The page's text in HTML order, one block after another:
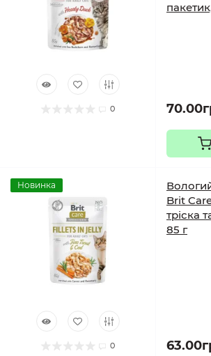
0
Новинка
0
Brit
тріска
85 г